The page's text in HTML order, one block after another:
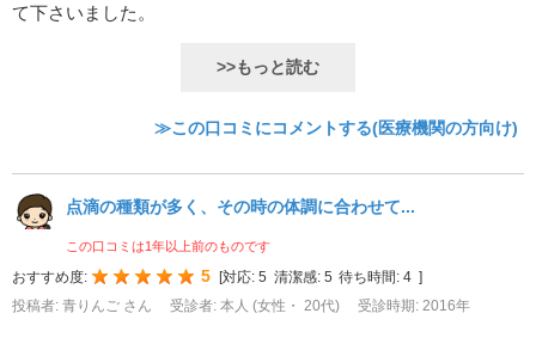
て下さいました。
>>もっと読む
≫この口コミにコメントする(医療機関の方向け)
点滴の種類が多く、その時の体調に合わせて...
この口コミは1年以上前のものです
おすすめ度: 5 [対応: 5 清潔感: 5 待ち時間: 4 ]
投稿者: 青りんご さん
受診者: 本人 (女性・ 20代) 受診時期: 2016年